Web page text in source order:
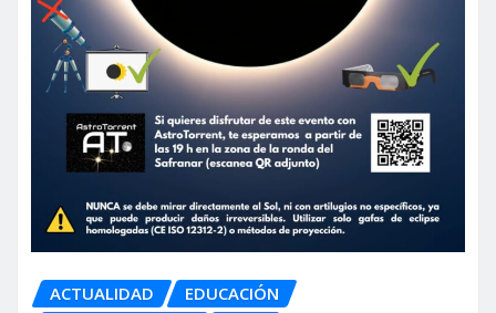
ACTUALIDAD
EDUCACIÓN